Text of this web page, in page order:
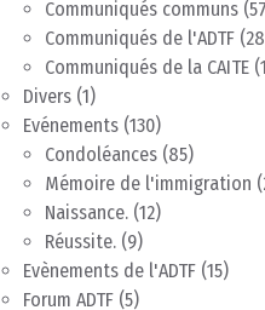
Communiqués communs
Communiqués de l'ADTF
Communiqués de la CAITE
Divers (1)
Evénements (130)
Condoléances (85)
Mémoire de l'immigration
Naissance. (12)
Réussite. (9)
Evènements de l'ADTF (15)
Forum ADTF (5)